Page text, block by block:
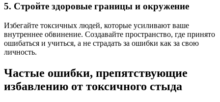
5. Стройте здоровые границы и окружение
Избегайте токсичных людей, которые усиливают ваше
внутреннее обвинение. Создавайте пространство, где принято
ошибаться и учиться, а не страдать за ошибки как за свою
личность.
Частые ошибки, препятствующие
избавлению от токсичного стыда